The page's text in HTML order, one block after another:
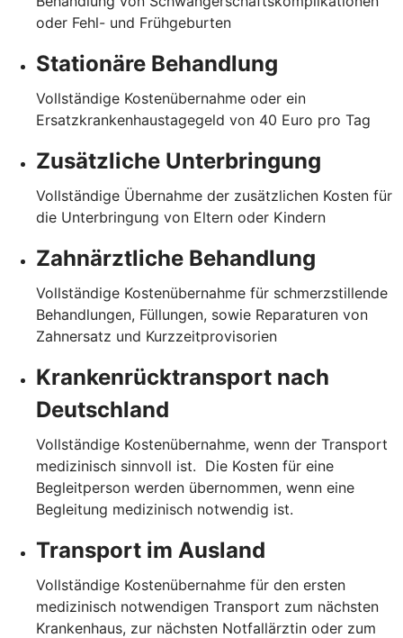
oder Fehl- und Frühgeburten
Stationäre Behandlung
Vollständige Kostenübernahme oder ein
Ersatzkrankenhaustagegeld von 40 Euro pro Tag
Zusätzliche Unterbringung
Vollständige Übernahme der zusätzlichen Kosten für
die Unterbringung von Eltern oder Kindern
Zahnärztliche Behandlung
Vollständige Kostenübernahme für schmerzstillende
Behandlungen, Füllungen, sowie Reparaturen von
Zahnersatz und Kurzzeitprovisorien
Krankenrücktransport nach
Deutschland
Vollständige Kostenübernahme, wenn der Transport
medizinisch sinnvoll ist. Die Kosten für eine
Begleitperson werden übernommen, wenn eine
Begleitung medizinisch notwendig ist.
Transport im Ausland
Vollständige Kostenübernahme für den ersten
medizinisch notwendigen Transport zum nächsten
Krankenhaus, zur nächsten Notfallärztin oder zum